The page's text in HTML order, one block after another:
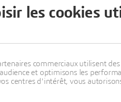
En savoir
les cookies
commerciaux utilisent
et optimisons les
centres d'intérêt, vous